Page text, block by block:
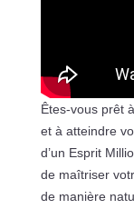
Êtes-vous prêt
et à atteindre
d’un Esprit
de maîtriser
de manière